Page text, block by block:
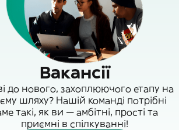
Вакансії
до нового, захоплюючого етапу на
шляху? Нашій команді потрібні
такі, як ви — амбітні, прості та
приємні в спілкуванні!